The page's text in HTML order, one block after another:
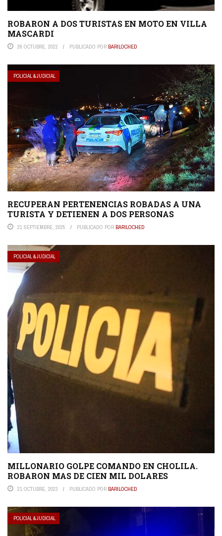
ROBARON A DOS TURISTAS EN MOTO EN VILLA
MASCARDI
26 OCTUBRE, 2022 PUBLICADO POR BARILOCHED
POLICIAL & JUDICIAL
RECUPERAN PERTENENCIAS ROBADAS A UNA
TURISTA Y DETIENEN A DOS PERSONAS
21 SEPTIEMBRE, 2025 PUBLICADO POR BARILOCHED
POLICIAL & JUDICIAL
MILLONARIO GOLPE COMANDO EN CHOLILA.
ROBARON MAS DE CIEN MIL DOLARES
21 OCTUBRE, 2023 PUBLICADO POR BARILOCHED
POLICIAL & JUDICIAL